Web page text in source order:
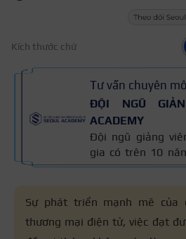
Kích thước chữ
Tư vấn chuyên
ĐỘI NGŨ
ACADEMY
Đội ngũ giảng
gia có trên 10
tạo nghề và
nối mi, trang
viết được xây
đào tạo và kinh
Sự phát triển mạnh mẽ của
thương mại điện tử, việc đạt